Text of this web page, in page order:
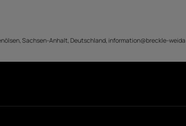
Sachsen-Anhalt, Deutschland, information@breckle-